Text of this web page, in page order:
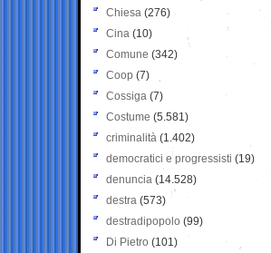
Chiesa (276)
Cina (10)
Comune (342)
Coop (7)
Cossiga (7)
Costume (5.581)
criminalità (1.402)
democratici e progressisti (19)
denuncia (14.528)
destra (573)
destradipopolo (99)
Di Pietro (101)